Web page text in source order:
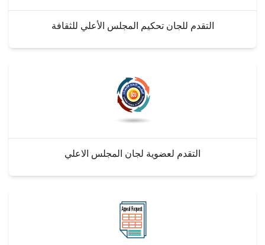
التقدم للجان تحكيم المجلس الأعلي للثقافة
التقدم لعضوية لجان المجلس الاعلي